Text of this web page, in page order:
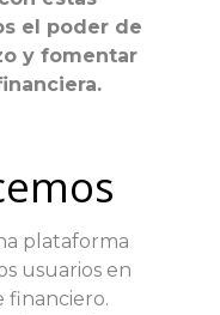
el poder de
y fomentar
plataforma
usuarios en
financiero.